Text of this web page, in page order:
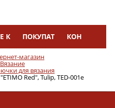
КУПИТЬПОКУПАТЕЛЯМКОНТАКТЫ
магазин
Вязание
для вязания
Red", Tulip, TED-001e